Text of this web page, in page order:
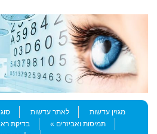
Menu
Skip to content
מגזין עדשות
לאתר עדשות
תמיסות ואביזרים
בדיקת